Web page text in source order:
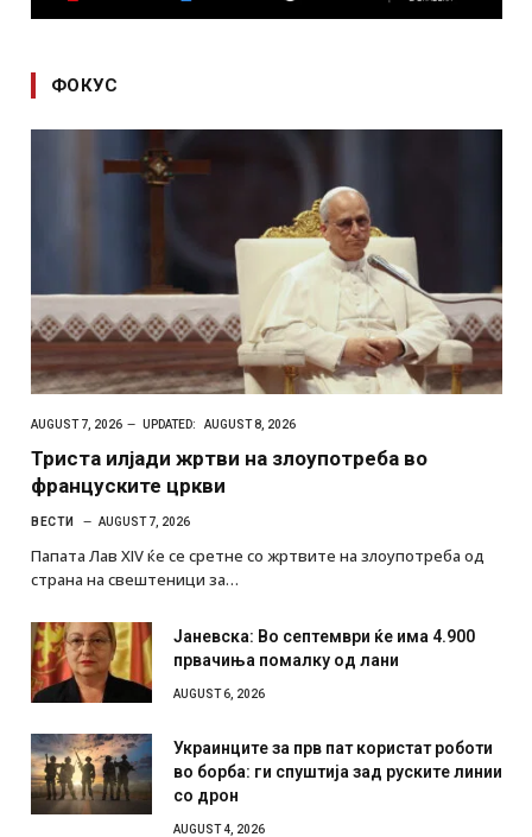
ФОКУС
AUGUST 7, 2026 UPDATED: AUGUST 8, 2026
Триста илјади жртви на злоупотреба во
француските цркви
ВЕСТИ AUGUST 7, 2026
Папата Лав XIV ќе се сретне со жртвите на злоупотреба од
страна на свештеници за…
Јаневска: Во септември ќе има 4.900
првачиња помалку од лани
AUGUST 6, 2026
Украинците за прв пат користат роботи
во борба: ги спуштија зад руските линии
со дрон
AUGUST 4, 2026